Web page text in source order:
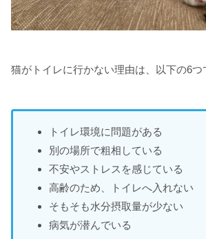
猫がトイレに行かない理由は、以下の6つ
トイレ環境に問題がある
別の場所で粗相している
不安やストレスを感じている
高齢のため、トイレへ入れない
そもそも水分摂取量が少ない
病気が潜んでいる